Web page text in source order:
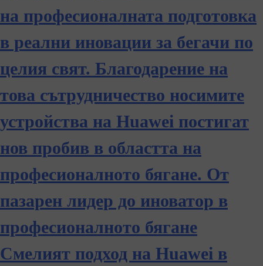
на професионалната подготовка
в реални иновации за бегачи по
целия свят. Благодарение на
това сътрудничество носимите
устройства на Huawei постигат
нов пробив в областта на
професионалното бягане. От
пазарен лидер до иноватор в
професионалното бягане
Смелият подход на Huawei в